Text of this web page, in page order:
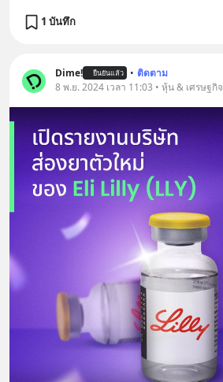
1 บันทึก
Dime! ยืนยันแล้ว • ติดตาม
8 พ.ย. 2024 เวลา 11:03 • หุ้น & เศรษฐกิจ